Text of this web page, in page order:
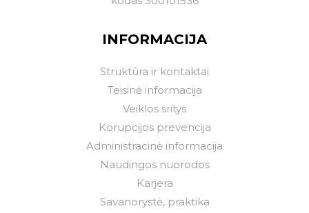
INFORMACIJA
Struktūra ir kontaktai
Teisinė informacija
Veiklos sritys
Korupcijos prevencija
Administracinė informacija
Naudingos nuorodos
Karjera
Savanorystė, praktika